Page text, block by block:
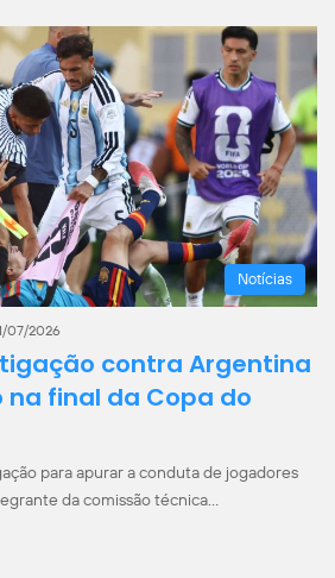
Notícias
07/2026
contra Argentina
final da Copa do
para apurar a conduta de jogadores
da comissão técnica…